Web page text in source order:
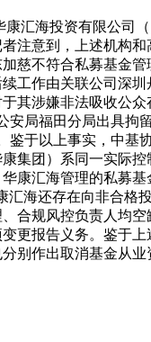
汇海投资有限公司
注意到，上述机构
慈不符合私募基金管
工作由关联公司深
其涉嫌非法吸收公众
安局福田分局出具拘
鉴于以上事实，中基
集团）系同一实际
康汇海管理的私募基
海还存在向非合格
合规风控负责人均空
更报告义务。鉴于上
别作出取消基金从